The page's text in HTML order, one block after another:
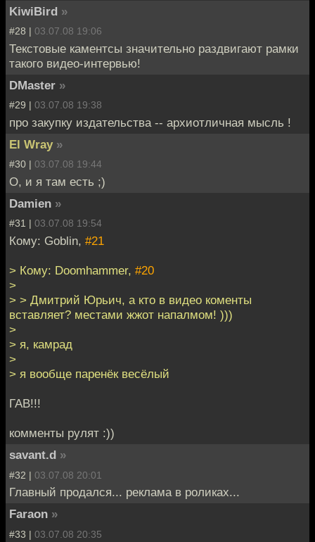
KiwiBird »
#28 | 03.07.08 19:06
Текстовые каментсы значительно раздвигают рамки
такого видео-интервью!
DMaster »
#29 | 03.07.08 19:38
про закупку издательства -- архиотличная мысль !
El Wray »
#30 | 03.07.08 19:44
О, и я там есть ;)
Damien »
#31 | 03.07.08 19:54
Кому: Goblin, #21
> Кому: Doomhammer, #20
>
> > Дмитрий Юрьич, а кто в видео коменты
вставляет? местами жжот напалмом! )))
>
> я, камрад
>
> я вообще паренёк весёлый
ГАВ!!!
комменты рулят :))
savant.d »
#32 | 03.07.08 20:01
Главный продался... реклама в роликах...
Faraon »
#33 | 03.07.08 20:35